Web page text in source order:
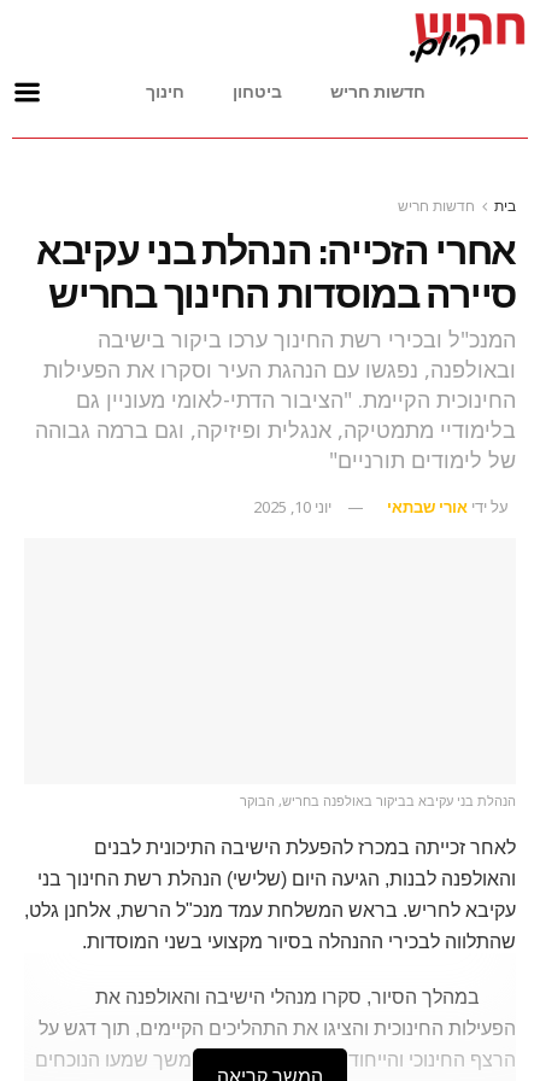
חדשות חריש ביטחון חינוך
בית חדשות חריש
אחרי הזכייה: הנהלת בני עקיבא
סיירה במוסדות החינוך בחריש
המנכ"ל ובכירי רשת החינוך ערכו ביקור בישיבה
ובאולפנה, נפגשו עם הנהגת העיר וסקרו את הפעילות
החינוכית הקיימת. "הציבור הדתי-לאומי מעוניין גם
בלימודיי מתמטיקה, אנגלית ופיזיקה, וגם ברמה גבוהה
של לימודים תורניים"
על ידי אורי שבתאי יוני 10, 2025
הנהלת בני עקיבא בביקור באולפנה בחריש, הבוקר
לאחר זכייתה במכרז להפעלת הישיבה התיכונית לבנים
והאולפנה לבנות, הגיעה היום (שלישי) הנהלת רשת החינוך בני
עקיבא לחריש. בראש המשלחת עמד מנכ"ל הרשת, אלחנן גלט,
שהתלווה לבכירי ההנהלה בסיור מקצועי בשני המוסדות.
במהלך הסיור, סקרו מנהלי הישיבה והאולפנה את
הפעילות החינוכית והציגו את התהליכים הקיימים, תוך דגש על
הרצף החינוכי והייחודיות של כל מוסד. בהמשך שמעו הנוכחים